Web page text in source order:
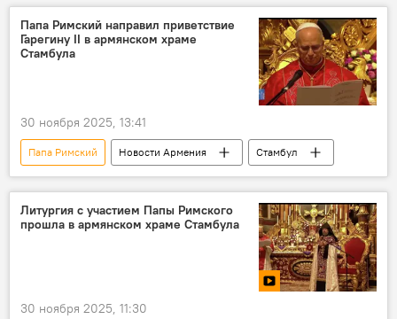
Католикос Великого дома Киликийского Арам I
встреча
Ливан
Папа Римский направил приветствие
Гарегину II в армянском храме
Стамбула
30 ноября 2025, 13:41
Папа Римский Новости Армения Стамбул
Литургия с участием Папы Римского
прошла в армянском храме Стамбула
30 ноября 2025, 11:30